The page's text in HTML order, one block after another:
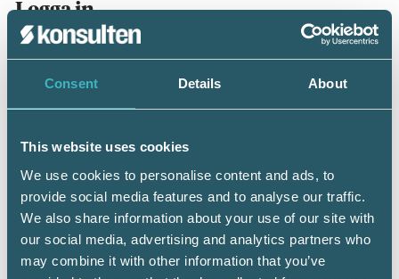
Consent Details About
This website uses cookies
We use cookies to personalise content and ads, to
provide social media features and to analyse our traffic.
We also share information about your use of our site with
our social media, advertising and analytics partners who
may combine it with other information that you’ve
Logga in
En prenumeration ingår för dig som är
medlem/ansluten till Srf konsulterna. Du loggar in
med BankID eller samma lösenord som du har på
Mobilt BankID
Personnummer(ÅÅÅÅMMDDNNNN)